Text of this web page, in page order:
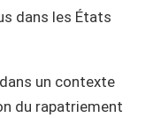
dans les États
un contexte
du rapatriement